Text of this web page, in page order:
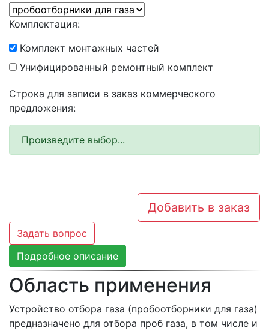
Комплектация:
Комплект монтажных частей
Унифицированный ремонтный комплект
Строка для записи в заказ коммерческого
предложения:
Произведите выбор...
Добавить в заказ
Задать вопрос
Подробное описание
Область применения
Устройство отбора газа (пробоотборники для газа)
предназначено для отбора проб газа, в том числе и